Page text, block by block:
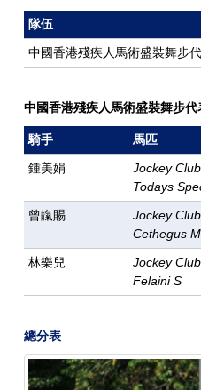
隊伍
中國香港殘疾人馬術盛裝舞步
中國香港殘疾人馬術盛裝舞步代
騎手 馬匹
鍾美娟
Jockey Club
Todays
曾靝賜
Jockey Club
Cethegus M
林樂兒
Jockey Club
Felaini S
總分表